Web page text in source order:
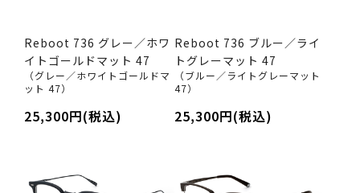
Reboot 736 グレー／ホワ
イトゴールドマット 47
（グレー／ホワイトゴールドマ
ット 47）
25,300円(税込)
Reboot 736 ブルー／ライ
トグレーマット 47
（ブルー／ライトグレーマット
47）
25,300円(税込)